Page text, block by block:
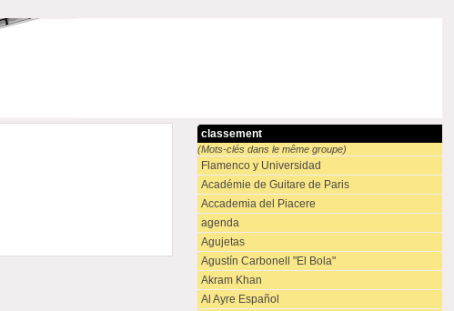
classement
(Mots-clés dans le même groupe)
Flamenco y Universidad
Académie de Guitare de Paris
Accademia del Piacere
agenda
Agujetas
Agustín Carbonell "El Bola"
Akram Khan
Al Ayre Español